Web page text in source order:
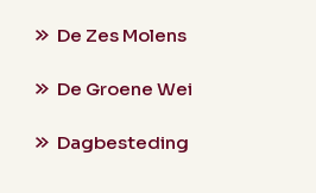
De Zes Molens
De Groene Wei
Dagbesteding